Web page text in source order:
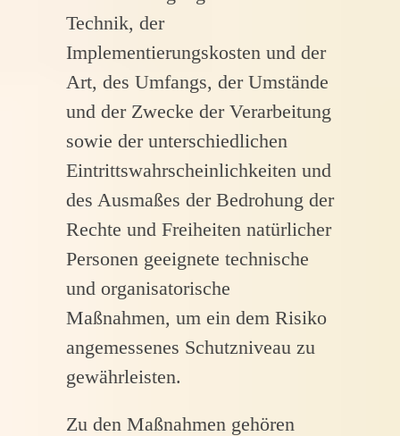
Technik, der
Implementierungskosten und der
Art, des Umfangs, der Umstände
und der Zwecke der Verarbeitung
sowie der unterschiedlichen
Eintrittswahrscheinlichkeiten und
des Ausmaßes der Bedrohung der
Rechte und Freiheiten natürlicher
Personen geeignete technische
und organisatorische
Maßnahmen, um ein dem Risiko
angemessenes Schutzniveau zu
gewährleisten.
Zu den Maßnahmen gehören